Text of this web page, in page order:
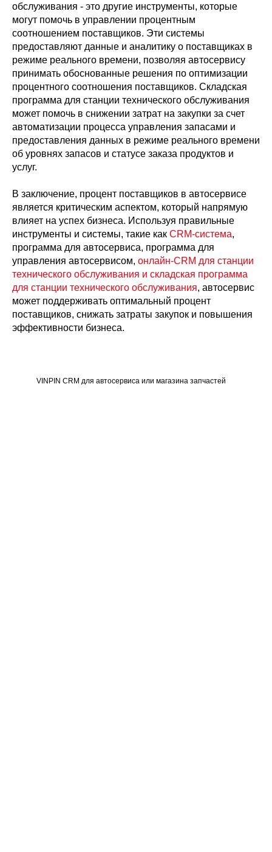
обслуживания - это другие инструменты, которые
могут помочь в управлении процентным
соотношением поставщиков. Эти системы
предоставляют данные и аналитику о поставщиках в
режиме реального времени, позволяя автосервису
принимать обоснованные решения по оптимизации
процентного соотношения поставщиков. Складская
программа для станции технического обслуживания
может помочь в снижении затрат на закупки за счет
автоматизации процесса управления запасами и
предоставления данных в режиме реального времени
об уровнях запасов и статусе заказа продуктов и
услуг.
В заключение, процент поставщиков в автосервисе
является критическим аспектом, который напрямую
влияет на успех бизнеса. Используя правильные
инструменты и системы, такие как CRM-система,
программа для автосервиса, программа для
управления автосервисом, онлайн-CRM для станции
технического обслуживания и складская программа
для станции технического обслуживания, автосервис
может поддерживать оптимальный процент
поставщиков, снижать затраты закупок и повышения
эффективности бизнеса.
VINPIN CRM для автосервиса или магазина запчастей